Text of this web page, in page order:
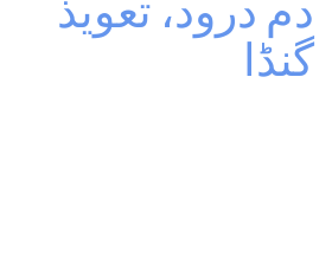
دم درود، تعویذ
گنڈا